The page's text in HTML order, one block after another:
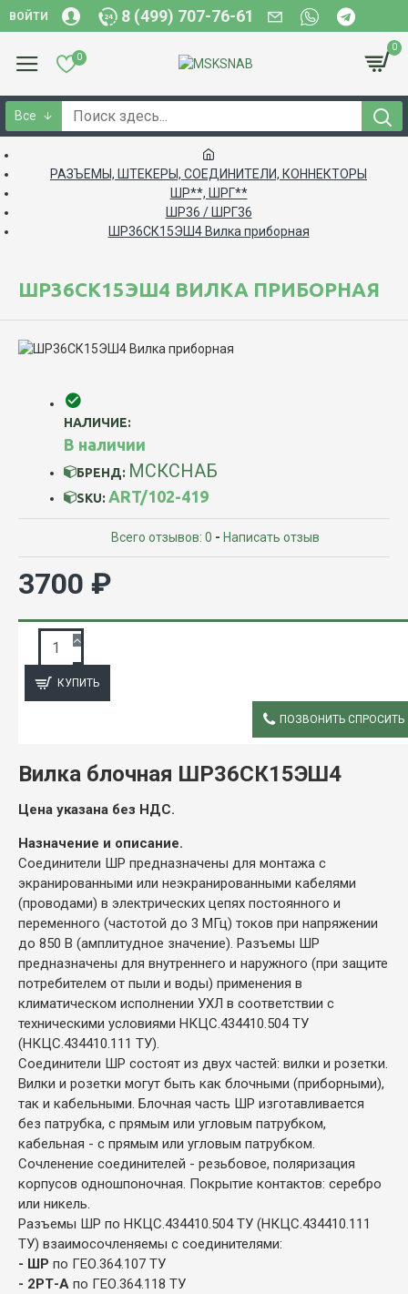
ВОЙТИ 8 (499) 707-76-61
0
0
Все
РАЗЪЕМЫ, ШТЕКЕРЫ, СОЕДИНИТЕЛИ, КОННЕКТОРЫ
ШР**, ШРГ**
ШР36 / ШРГ36
ШР36СК15ЭШ4 Вилка приборная
ШР36СК15ЭШ4 ВИЛКА ПРИБОРНАЯ
НАЛИЧИЕ:
В наличии
БРЕНД: МСКСНАБ
SKU: ART/102-419
Всего отзывов: 0 - Написать отзыв
3700 ₽
КУПИТЬ
ПОЗВОНИТЬ СПРОСИТЬ
Вилка блочная ШР36СК15ЭШ4
Цена указана без НДС.
Назначение и описание.
Соединители ШР предназначены для монтажа с
экранированными или неэкранированными кабелями
(проводами) в электрических цепях постоянного и
переменного (частотой до 3 МГц) токов при напряжении
до 850 В (амплитудное значение). Разъемы ШР
предназначены для внутреннего и наружного (при защите
потребителем от пыли и воды) применения в
климатическом исполнении УХЛ в соответствии с
техническими условиями НКЦС.434410.504 ТУ
(НКЦС.434410.111 ТУ).
Соединители ШР состоят из двух частей: вилки и розетки.
Вилки и розетки могут быть как блочными (приборными),
так и кабельными. Блочная часть ШР изготавливается
без патрубка, с прямым или угловым патрубком,
кабельная - с прямым или угловым патрубком.
Сочленение соединителей - резьбовое, поляризация
корпусов одношпоночная. Покрытие контактов: серебро
или никель.
Разъемы ШР по НКЦС.434410.504 ТУ (НКЦС.434410.111
ТУ) взаимосочленяемы с соединителями:
- ШР по ГЕО.364.107 ТУ
- 2РТ-А по ГЕО.364.118 ТУ